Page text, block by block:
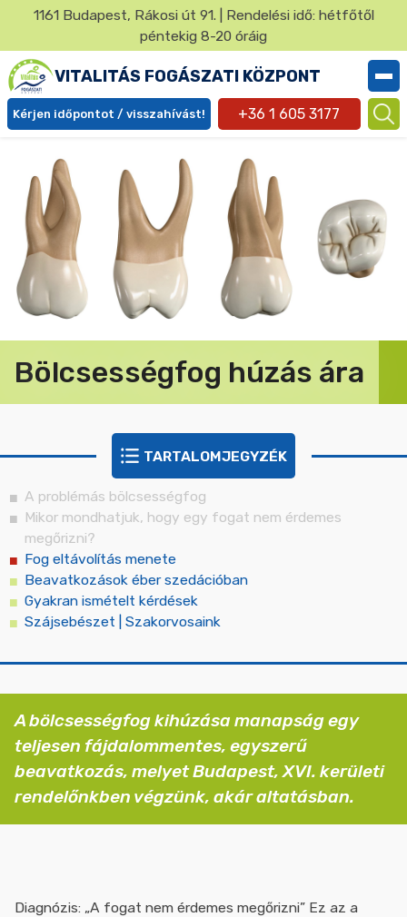
Ugrás
tartalomra
1161 Budapest, Rákosi út 91. | Rendelési idő: hétfőtől
péntekig 8-20 óráig
VITALITÁS FOGÁSZATI KÖZPONT
+36 1 605 3177
Ügyfél
menü
Kérjen időpontot / visszahívást!
Bölcsességfog húzás ára
TARTALOMJEGYZÉK
A problémás bölcsességfog
Mikor mondhatjuk, hogy egy fogat nem érdemes
megőrizni?
Fog eltávolítás menete
Beavatkozások éber szedációban
Gyakran ismételt kérdések
szájsebészet | Szakorvosaink
A bölcsességfog kihúzása manapság egy
teljesen fájdalommentes, egyszerű
beavatkozás, melyet Budapest, XVI. kerületi
rendelőnkben végzünk, akár altatásban.
Diagnózis: „A fogat nem érdemes megőrizni” Ez az a
✕